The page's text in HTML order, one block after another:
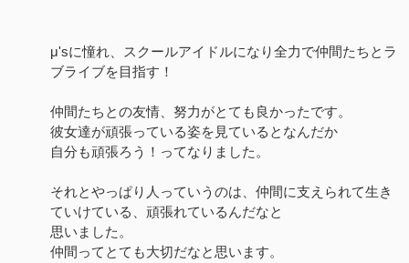
μ'sに憧れ、スクールアイドルになり全力で仲間たちとラ
ブライブを目指す！
仲間たちとの友情、努力がとても良かったです。
彼女達が頑張っている姿を見ているとなんだか
自分も頑張ろう！ってなりました。
それとやっぱり人っていうのは、仲間に支えられて生き
ていけている、頑張れているんだなと
思いました。
仲間ってとても大切だなと思います。